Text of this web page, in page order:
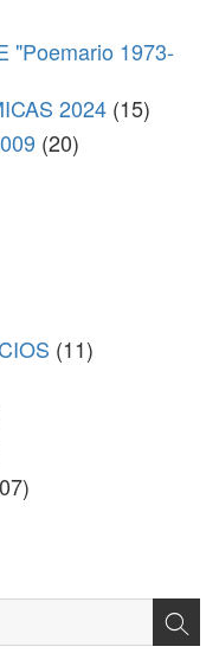
"Poemario 1973-
2024 (15)
(20)
(11)